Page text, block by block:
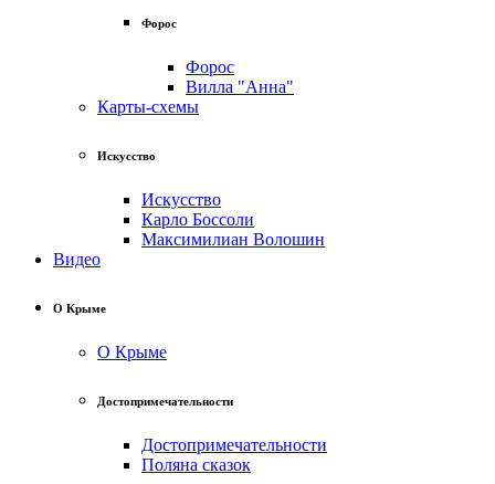
Форос
Форос
Вилла "Анна"
Карты-схемы
Искусство
Искусство
Карло Боссоли
Максимилиан Волошин
Видео
О Крыме
О Крыме
Достопримечательности
Достопримечательности
Поляна сказок